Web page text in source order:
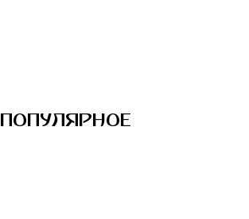
ПОПУЛЯРНОЕ